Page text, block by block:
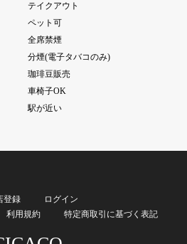
テイクアウト
ペット可
全席禁煙
分煙(電子タバコのみ)
珈琲豆販売
車椅子OK
駅が近い
登録
ログイン
利用規約 特定商取引に基づく表記